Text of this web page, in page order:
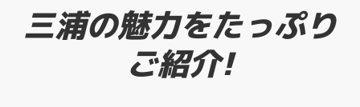
三浦の魅力をたっぷり
ご紹介!